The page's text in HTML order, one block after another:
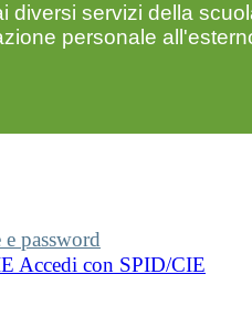
diversi servizi della
personale
e password
Accedi con SPID/CIE